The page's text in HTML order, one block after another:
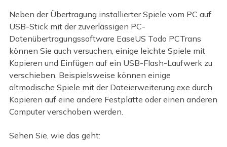
Neben der Übertragung installierter Spiele vom PC auf
USB-Stick mit der zuverlässigen PC-
Datenübertragungssoftware EaseUS Todo PCTrans
können Sie auch versuchen, einige leichte Spiele mit
Kopieren und Einfügen auf ein USB-Flash-Laufwerk zu
verschieben. Beispielsweise können einige
altmodische Spiele mit der Dateierweiterung.exe durch
Kopieren auf eine andere Festplatte oder einen anderen
Computer verschoben werden.
Sehen Sie, wie das geht: